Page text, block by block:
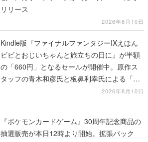
リリース
2026年8月10日
Kindle版『ファイナルファンタジーIXえほん
ビビとおじいちゃんと旅立ちの日に』が半額
の「660円」となるセールが開催中。原作ス
タッフの青木和彦氏と板鼻利幸氏による「ビ
2026年8月10日
『ポケモンカードゲーム』30周年記念商品の
抽選販売が本日12時より開始。拡張パック